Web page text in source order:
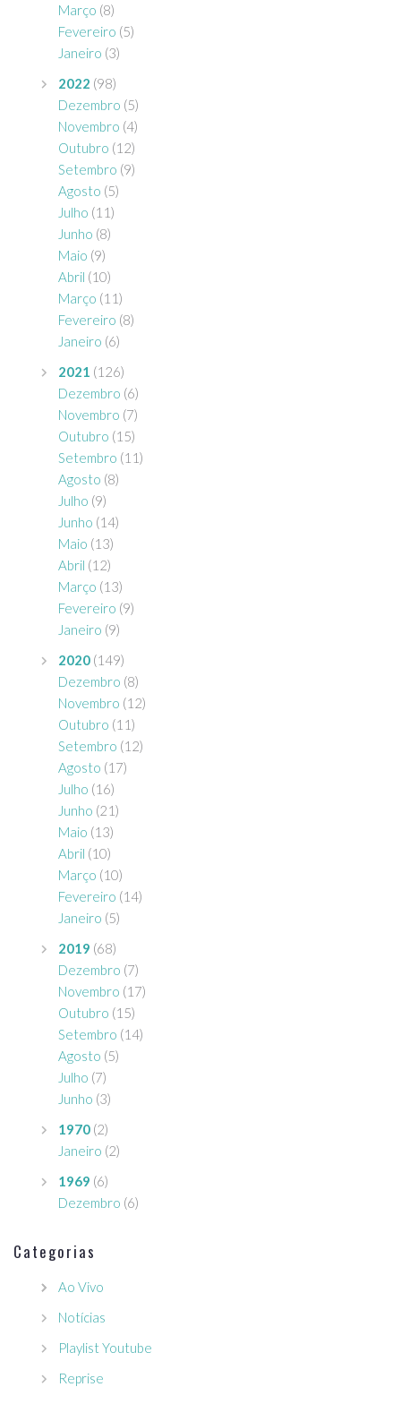
Março (8)
Fevereiro (5)
Janeiro (3)
2022 (98)
Dezembro (5)
Novembro (4)
Outubro (12)
Setembro (9)
Agosto (5)
Julho (11)
Junho (8)
Maio (9)
Abril (10)
Março (11)
Fevereiro (8)
Janeiro (6)
2021 (126)
Dezembro (6)
Novembro (7)
Outubro (15)
Setembro (11)
Agosto (8)
Julho (9)
Junho (14)
Maio (13)
Abril (12)
Março (13)
Fevereiro (9)
Janeiro (9)
2020 (149)
Dezembro (8)
Novembro (12)
Outubro (11)
Setembro (12)
Agosto (17)
Julho (16)
Junho (21)
Maio (13)
Abril (10)
Março (10)
Fevereiro (14)
Janeiro (5)
2019 (68)
Dezembro (7)
Novembro (17)
Outubro (15)
Setembro (14)
Agosto (5)
Julho (7)
Junho (3)
1970 (2)
Janeiro (2)
1969 (6)
Dezembro (6)
Categorias
Ao Vivo
Notícias
Playlist Youtube
Reprise